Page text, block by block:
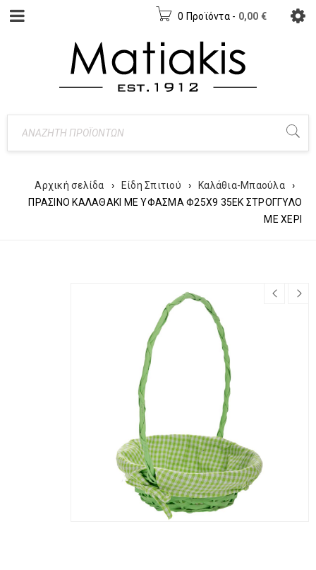
0 Προϊόντα - 0,00 €
Αρχική σελίδα › Είδη Σπιτιού › Καλάθια-Μπαούλα
›
ΠΡΑΣΙΝΟ ΚΑΛΑΘΑΚΙ ΜΕ ΥΦΑΣΜΑ Φ25Χ9 35ΕΚ ΣΤΡΟΓΓΥΛΟ
ΜΕ ΧΕΡΙ